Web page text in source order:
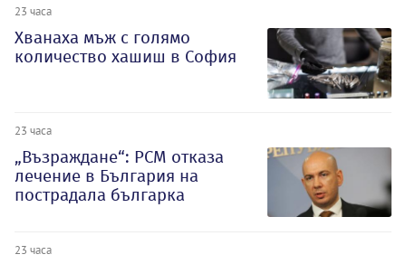
23 часа
Хванаха мъж с голямо
количество хашиш в София
23 часа
„Възраждане“: РСМ отказа
лечение в България на
пострадала българка
23 часа